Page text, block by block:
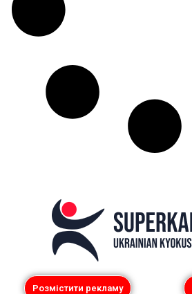
Розмістити рекламу